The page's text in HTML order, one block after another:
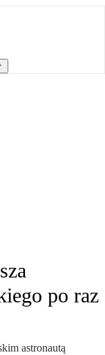
po raz
astronautą